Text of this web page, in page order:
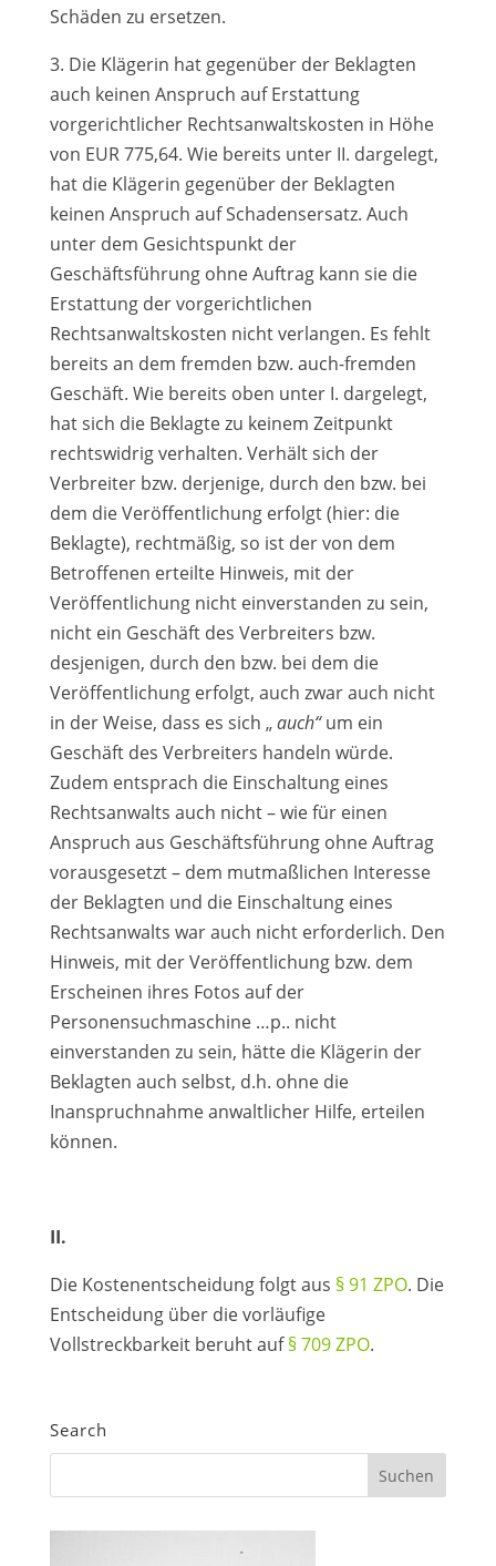
Schäden zu ersetzen.
3. Die Klägerin hat gegenüber der Beklagten
auch keinen Anspruch auf Erstattung
vorgerichtlicher Rechtsanwaltskosten in Höhe
von EUR 775,64. Wie bereits unter II. dargelegt,
hat die Klägerin gegenüber der Beklagten
keinen Anspruch auf Schadensersatz. Auch
unter dem Gesichtspunkt der
Geschäftsführung ohne Auftrag kann sie die
Erstattung der vorgerichtlichen
Rechtsanwaltskosten nicht verlangen. Es fehlt
bereits an dem fremden bzw. auch-fremden
Geschäft. Wie bereits oben unter I. dargelegt,
hat sich die Beklagte zu keinem Zeitpunkt
rechtswidrig verhalten. Verhält sich der
Verbreiter bzw. derjenige, durch den bzw. bei
dem die Veröffentlichung erfolgt (hier: die
Beklagte), rechtmäßig, so ist der von dem
Betroffenen erteilte Hinweis, mit der
Veröffentlichung nicht einverstanden zu sein,
nicht ein Geschäft des Verbreiters bzw.
desjenigen, durch den bzw. bei dem die
Veröffentlichung erfolgt, auch zwar auch nicht
in der Weise, dass es sich „auch“um ein
Geschäft des Verbreiters handeln würde.
Zudem entsprach die Einschaltung eines
Rechtsanwalts auch nicht – wie für einen
Anspruch aus Geschäftsführung ohne Auftrag
vorausgesetzt – dem mutmaßlichen Interesse
der Beklagten und die Einschaltung eines
Rechtsanwalts war auch nicht erforderlich. Den
Hinweis, mit der Veröffentlichung bzw. dem
Erscheinen ihres Fotos auf der
Personensuchmaschine …p.. nicht
einverstanden zu sein, hätte die Klägerin der
Beklagten auch selbst, d.h. ohne die
Inanspruchnahme anwaltlicher Hilfe, erteilen
können.
II.
Die Kostenentscheidung folgt aus § 91 ZPO. Die
Entscheidung über die vorläufige
Vollstreckbarkeit beruht auf§ 709 ZPO.
Search